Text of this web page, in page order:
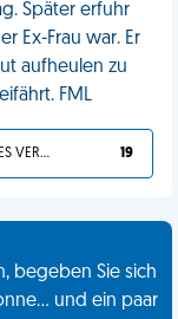
Später erfuhr
Ex-Frau war. Er
aufheulen zu
FML
DU HAST ES VERDIENT 19
begeben Sie sich
und ein paar